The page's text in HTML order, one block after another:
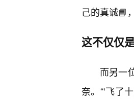
己的真诚📘
这不仅仅
而另一
奈。“‘飞了